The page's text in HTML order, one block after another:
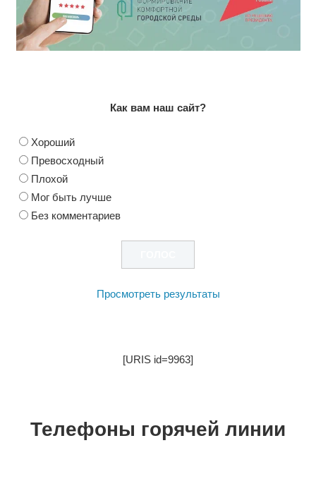
Как вам наш сайт?
Хороший
Превосходный
Плохой
Мог быть лучше
Без комментариев
Просмотреть результаты
[URIS id=9963]
Телефоны горячей линии